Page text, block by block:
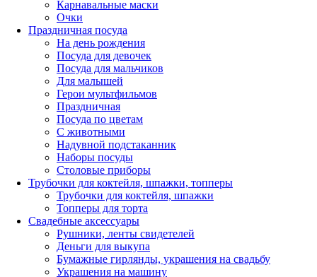
Карнавальные маски
Очки
Праздничная посуда
На день рождения
Посуда для девочек
Посуда для мальчиков
Для малышей
Герои мультфильмов
Праздничная
Посуда по цветам
С животными
Надувной подстаканник
Наборы посуды
Столовые приборы
Трубочки для коктейля, шпажки, топперы
Трубочки для коктейля, шпажки
Топперы для торта
Свадебные аксессуары
Рушники, ленты свидетелей
Деньги для выкупа
Бумажные гирлянды, украшения на свадьбу
Украшения на машину